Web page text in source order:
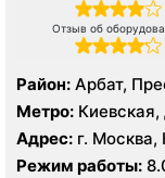
Отзыв об
Район: Арбат,
Фили-Давыдково
Метро:
Баррикадная,
Парк Победы,
Адрес: г. Москва,
Режим работы: